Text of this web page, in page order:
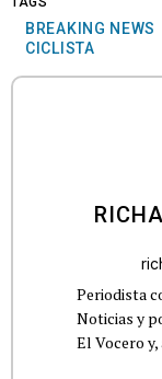
BREAKING NEWS
CICLISTA
Periodista
Noticias y
El Vocero